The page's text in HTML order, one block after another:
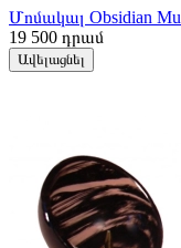
Մոմակալ Obsidian
19 500 դրամ
Ավելացնել